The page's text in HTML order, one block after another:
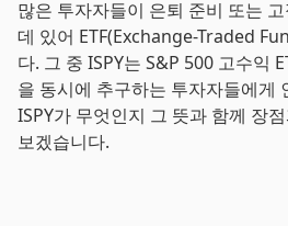
많은 투자자들이 은퇴 준비 또는
데 있어 ETF(Exchange-Traded
다. 그 중 ISPY는 S&P 500 고수익
을 동시에 추구하는 투자자들에게
ISPY가 무엇인지 그 뜻과 함께 장
보겠습니다.